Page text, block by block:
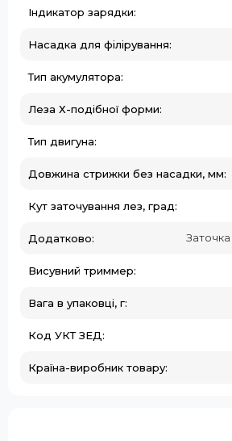
Індикатор зарядки:
Насадка для філірування:
Тип акумулятора:
Леза Х-подібної форми:
Тип двигуна:
Довжина стрижки без насадки, мм:
Кут заточування лез, град:
Додатково: Заточка
Висувний триммер:
Вага в упаковці, г:
Код УКТ ЗЕД:
Країна-виробник товару: